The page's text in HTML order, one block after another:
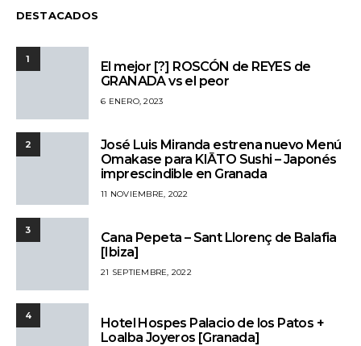
DESTACADOS
1
El mejor [?] ROSCÓN de REYES de
GRANADA vs el peor
6 ENERO, 2023
2
José Luis Miranda estrena nuevo Menú
Omakase para KIĀTO Sushi – Japonés
imprescindible en Granada
11 NOVIEMBRE, 2022
3
Cana Pepeta – Sant Llorenç de Balafia
[Ibiza]
21 SEPTIEMBRE, 2022
4
Hotel Hospes Palacio de los Patos +
Loalba Joyeros [Granada]